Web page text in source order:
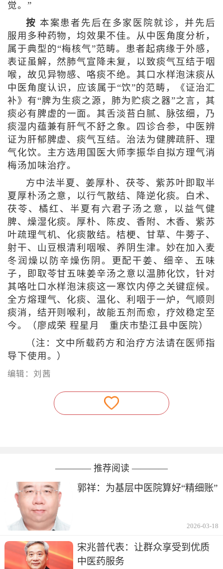
觉。”
按 本案患者先后在多家医院就诊，并先后
服用多种药物，均效果不佳。从中医角度分析，
属于典型的“梅核气”范畴。患者起病缘于外感，
表证虽解，然肺气宣降未复，以致痰气互结于咽
喉，故见异物感、咯痰不绝。其口水样泡沫痰从
中医角度认识，应该属于“饮”的范畴，《证治汇
补》有“脾为生痰之源，肺为贮痰之器”之言，其
痰必有脾虚的一面。其舌淡苔白腻、脉弦细，乃
痰湿内蕴兼有肝气不舒之象。四诊合参，中医辨
证为肝郁脾虚、痰气互结。治法为健脾疏肝、理
气化饮。主方选用国医大师李振华自拟方理气消
梅汤加味治疗。
方中法半夏、姜厚朴、茯苓、紫苏叶即取半
夏厚朴汤之意，以行气散结、降逆化痰。白术、
茯苓、橘红、半夏有六君子汤之意，以益气健
脾、燥湿化痰。厚朴、陈皮、香附、木香、紫苏
叶疏理气机、化痰散结。桔梗、甘草、牛蒡子、
射干、山豆根清利咽喉、养阴生津。妙在加入麦
冬润燥以防辛燥伤阴。更配干姜、细辛、五味
子，即取苓甘五味姜辛汤之意以温肺化饮，针对
其咯吐口水样泡沫痰这一寒饮内停之关键症候。
全方熔理气、化痰、温化、利咽于一炉，气顺则
痰消，结开则喉利，故能五剂而愈，疗效稳定至
今。（ 廖成荣 程星月 重庆市垫江县中医院 ）
（注：文中所载药方和治疗方法请在医师指
导下使用。）
编辑：刘茜
———— 推荐阅读 ————
郭祥：为基层中医院算好“精细账”
2026-03-18
宋兆普代表：让群众享受到优质
中医药服务